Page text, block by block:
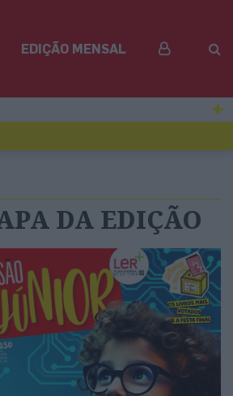
EDIÇÃO MENSAL
DA EDIÇÃO